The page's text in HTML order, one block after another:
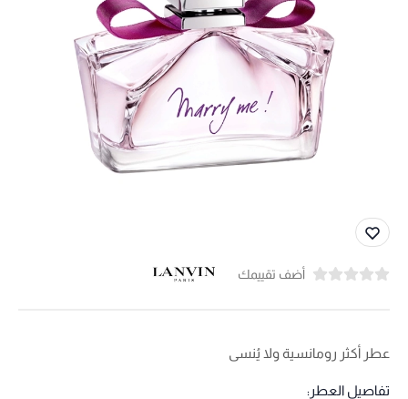
أضف تقييمك
عطر أكثر رومانسية ولا يُنسى
تفاصيل العطر: